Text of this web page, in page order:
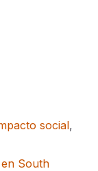
social,
South